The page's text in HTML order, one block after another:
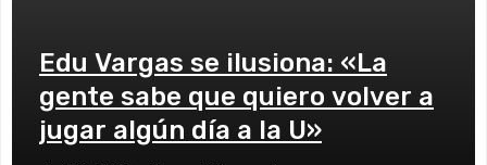
Edu Vargas se ilusiona: «La
gente sabe que quiero volver a
jugar algún día a la U»